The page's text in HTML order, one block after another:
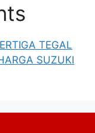
TEGAL
SUZUKI